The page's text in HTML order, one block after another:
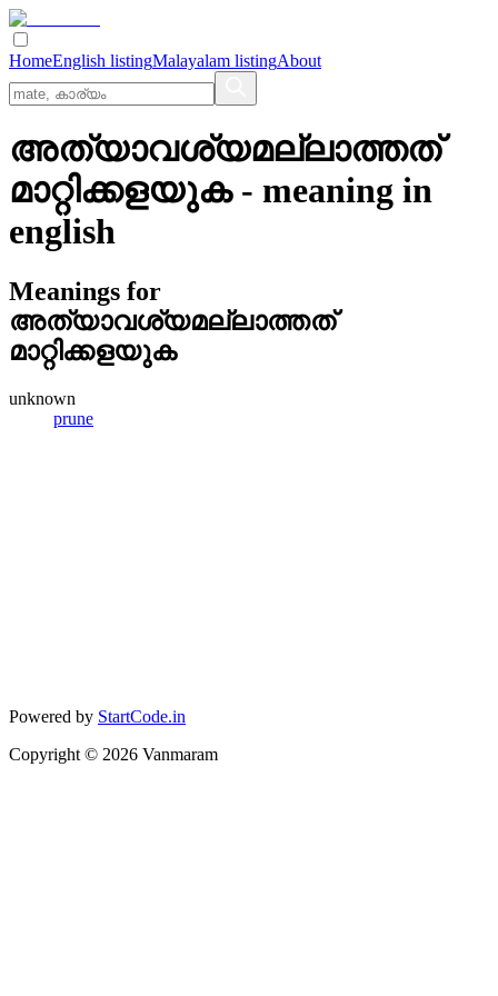
HomeEnglish listingMalayalam listingAbout
അത്യാവശ്യമല്ലാത്തത്
മാറ്റിക്കളയുക- meaning in
english
Meanings for
അത്യാവശ്യമല്ലാത്തത്
മാറ്റിക്കളയുക
unknown
prune
Powered by StartCode.in
Copyright © 2026 Vanmaram